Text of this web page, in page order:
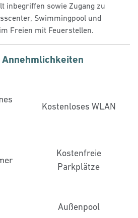
inbegriffen sowie Zugang zu
Swimmingpool und
Freien mit Feuerstellen.
Annehmlichkeiten
Kostenloses WLAN
Kostenfreie
Parkplätze
Außenpool